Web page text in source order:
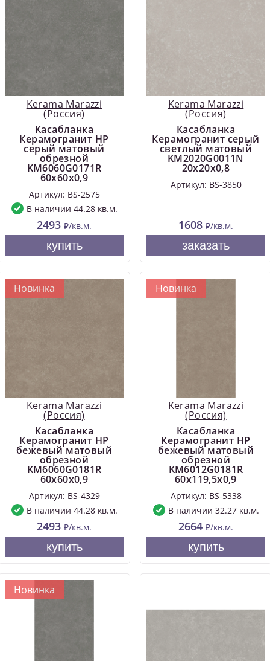
Kerama Marazzi
(Россия)
Касабланка
Керамогранит HP
серый матовый
обрезной
KM6060G0171R
60x60x0,9
Артикул: BS-2575
В наличии 44.28 кв.м.
2493 ₽/кв.м.
купить
Kerama Marazzi
(Россия)
Касабланка
Керамогранит серый
светлый матовый
KM2020G0011N
20x20x0,8
Артикул: BS-3850
1608 ₽/кв.м.
заказать
Новинка
Kerama Marazzi
(Россия)
Касабланка
Керамогранит HP
бежевый матовый
обрезной
KM6060G0181R
60x60x0,9
Артикул: BS-4329
В наличии 44.28 кв.м.
2493 ₽/кв.м.
купить
Новинка
Kerama Marazzi
(Россия)
Касабланка
Керамогранит HP
бежевый матовый
обрезной
KM6012G0181R
60x119,5x0,9
Артикул: BS-5338
В наличии 32.27 кв.м.
2664 ₽/кв.м.
купить
Новинка